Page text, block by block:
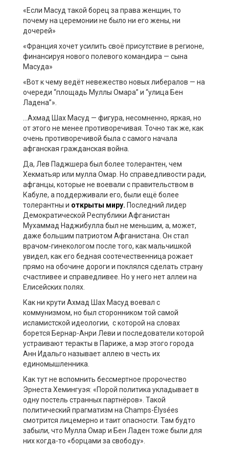
«Если Масуд такой борец за права женщин, то
почему на церемонии не было ни его жены, ни
дочерей»
«Франция хочет усилить своё присутствие в регионе,
финансируя нового полевого командира — сына
Масуда»
«Вот к чему ведёт невежество новых либералов — на
очереди “площадь Муллы Омара” и “улица Бен
Ладена”».
…Ахмад Шах Масуд — фигура, несомненно, яркая, но
от этого не менее противоречивая. Точно так же, как
очень противоречивой была с самого начала
афганская гражданская война.
Да, Лев Паджшера был более толерантен, чем
Хекматьяр или мулла Омар. Но справедливости ради,
афганцы, которые не воевали с правительством в
Кабуле, а поддерживали его, были ещё более
толерантны и открыты миру. Последний лидер
Демократической Республики Афганистан
Мухаммад Наджибулла был не меньшим, а, может,
даже большим патриотом Афганистана. Он стал
врачом-гинекологом после того, как мальчишкой
увидел, как его бедная соотечественница рожает
прямо на обочине дороги и поклялся сделать страну
счастливее и справедливее. Но у него нет аллеи на
Елисейских полях.
Как ни крути Ахмад Шах Масуд воевал с
коммунизмом, но был сторонником той самой
исламистской идеологии, с которой на словах
борется Бернар-Анри Леви и последователи которой
устраивают теракты в Париже, а мэр этого города
Анн Идальго называет аллею в честь их
единомышленника.
Как тут не вспомнить бессмертное пророчество
Эрнеста Хемингуэя: «Порой политика укладывает в
одну постель странных партнёров». Такой
политический прагматизм на Champs-Élysées
смотрится лицемерно и таит опасности. Там будто
забыли, что Мулла Омар и Бен Ладен тоже были для
них когда-то «борцами за свободу».